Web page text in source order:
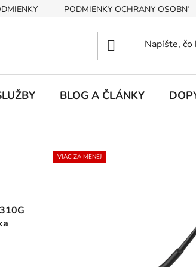
PODMIENKY OCHRANY
BLOG A ČLÁNKY
VIAC ZA MENEJ